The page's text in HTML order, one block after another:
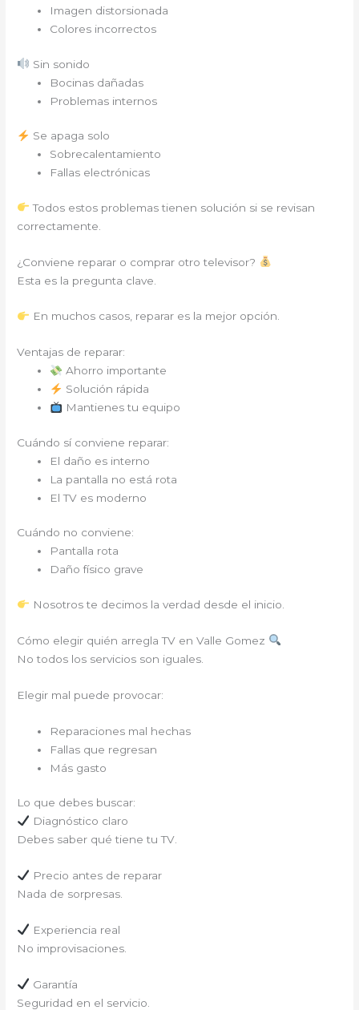
Imagen distorsionada
Colores incorrectos
Sin sonido
Bocinas dañadas
Problemas internos
Se apaga solo
Sobrecalentamiento
Fallas electrónicas
Todos estos problemas tienen solución si se revisan
correctamente.
¿Conviene reparar o comprar otro televisor?
Esta es la pregunta clave.
En muchos casos, reparar es la mejor opción.
Ventajas de reparar:
Ahorro importante
Solución rápida
Mantienes tu equipo
Cuándo sí conviene reparar:
El daño es interno
La pantalla no está rota
El TV es moderno
Cuándo no conviene:
Pantalla rota
Daño físico grave
Nosotros te decimos la verdad desde el inicio.
Cómo elegir quién arregla TV en Valle Gomez
No todos los servicios son iguales.
Elegir mal puede provocar:
Reparaciones mal hechas
Fallas que regresan
Más gasto
Lo que debes buscar:
Diagnóstico claro
Debes saber qué tiene tu TV.
Precio antes de reparar
Nada de sorpresas.
Experiencia real
No improvisaciones.
Garantía
Seguridad en el servicio.